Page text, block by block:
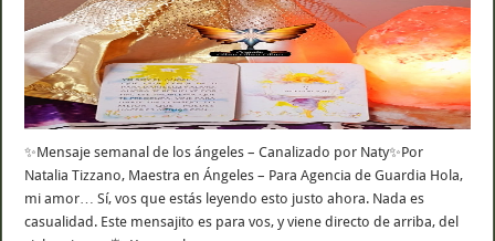
✨Mensaje semanal de los ángeles – Canalizado por Naty✨Por
Natalia Tizzano, Maestra en Ángeles – Para Agencia de Guardia Hola,
mi amor… Sí, vos que estás leyendo esto justo ahora. Nada es
casualidad. Este mensajito es para vos, y viene directo de arriba, del